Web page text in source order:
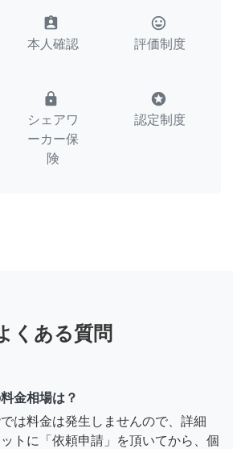
assignment_ind
本人確認
tag_faces
評価制度
lock
シェアワ
ーカー保
険
stars
認定制度
くある質問
金相場は？
では料金は発生しませんので、詳細
トに「依頼申請」を頂いてから、個